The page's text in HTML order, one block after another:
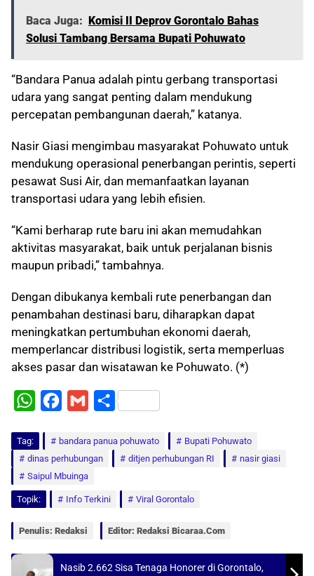
Baca Juga:
Komisi II Deprov Gorontalo Bahas
Solusi Tambang Bersama Bupati Pohuwato
“Bandara Panua adalah pintu gerbang transportasi
udara yang sangat penting dalam mendukung
percepatan pembangunan daerah,” katanya.
Nasir Giasi mengimbau masyarakat Pohuwato untuk
mendukung operasional penerbangan perintis, seperti
pesawat Susi Air, dan memanfaatkan layanan
transportasi udara yang lebih efisien.
“Kami berharap rute baru ini akan memudahkan
aktivitas masyarakat, baik untuk perjalanan bisnis
maupun pribadi,” tambahnya.
Dengan dibukanya kembali rute penerbangan dan
penambahan destinasi baru, diharapkan dapat
meningkatkan pertumbuhan ekonomi daerah,
memperlancar distribusi logistik, serta memperluas
akses pasar dan wisatawan ke Pohuwato. (*)
W
t
s
A
p
c
e
o
o
a
i
S
a
Tag: bandara panua pohuwato
Bupati Pohuwato
dinas perhubungan
ditjen perhubungan RI
nasir giasi
Saipul Mbuinga
Topik: Info Terkini Viral Gorontalo
Penulis: Redaksi Editor: Redaksi Bicaraa.com
Nasib 2.662 Sisa Tenaga Honorer di Gorontalo,